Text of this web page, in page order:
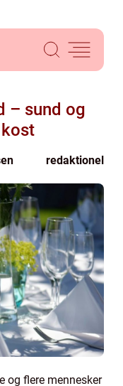
– sund og
redaktionel
og flere mennesker